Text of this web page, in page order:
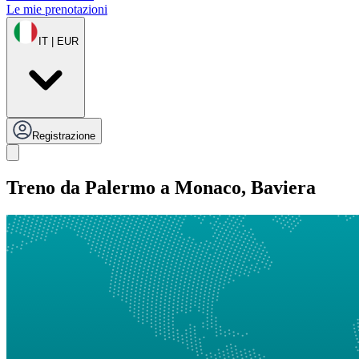
Le mie prenotazioni
IT | EUR
Registrazione
Treno da Palermo a Monaco, Baviera